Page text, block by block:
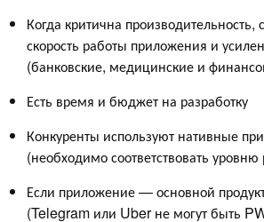
Когда критична производительность,
скорость работы приложения и
(банковские, медицинские и
Есть время и бюджет на разработку
Конкуренты используют нативные
(необходимо соответствовать
Если приложение — основной
(Telegram или Uber не могут быть